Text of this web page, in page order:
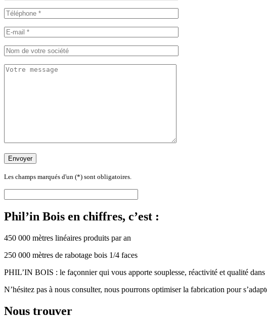
Les champs marqués d'un (*) sont obligatoires.
Phil’in Bois en chiffres, c’est :
450 000 mètres linéaires produits par an
250 000 mètres de rabotage bois 1/4 faces
PHIL’IN BOIS : le façonnier qui vous apporte souplesse, réactivité et qualité
N’hésitez pas à nous consulter, nous pourrons optimiser la fabrication pour
Nous trouver